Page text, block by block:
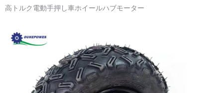
高トルク電動手押し車ホイールハブモーター